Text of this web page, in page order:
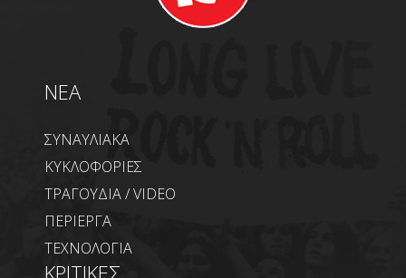
NEA
ΣΥΝΑΥΛΙΑΚΑ
ΚΥΚΛΟΦΟΡΙΕΣ
ΤΡΑΓΟΥΔΙΑ / VIDEO
ΠΕΡΙΕΡΓΑ
ΤΕΧΝΟΛΟΓΙΑ